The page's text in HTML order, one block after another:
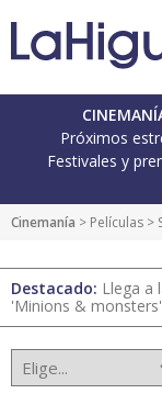
Próximos
Festivales y
Cinemanía > Películas >
Destacado: Llega a
'Minions & monsters'